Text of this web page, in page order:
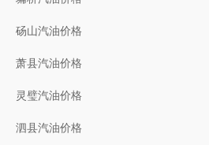
砀山汽油价格
萧县汽油价格
灵璧汽油价格
泗县汽油价格